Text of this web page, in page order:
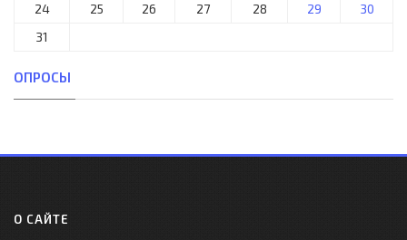
24
25 26 27 28 29
30
31
ОПРОСЫ
О САЙТЕ